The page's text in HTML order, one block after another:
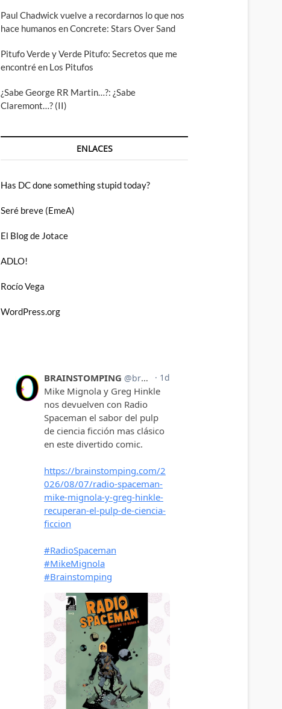
Paul Chadwick vuelve a recordarnos lo que nos
hace humanos en Concrete: Stars Over Sand
Pitufo Verde y Verde Pitufo: Secretos que me
encontré en Los Pitufos
¿Sabe George RR Martin…?: ¿Sabe
Claremont…? (II)
ENLACES
Has DC done something stupid today?
Seré breve (EmeA)
El Blog de Jotace
ADLO!
Rocío Vega
WordPress.org